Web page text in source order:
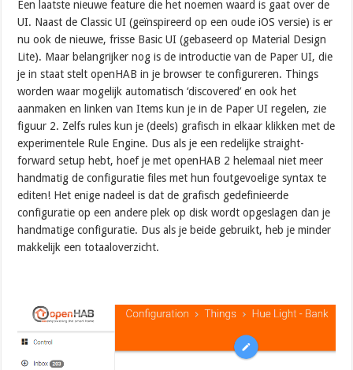
Een laatste nieuwe feature die het noemen waard is gaat over de
UI. Naast de Classic UI (geïnspireerd op een oude iOS versie) is er
nu ook de nieuwe, frisse Basic UI (gebaseerd op Material Design
Lite). Maar belangrijker nog is de introductie van de Paper UI, die
je in staat stelt openHAB in je browser te configureren. Things
worden waar mogelijk automatisch ‘discovered’ en ook het
aanmaken en linken van Items kun je in de Paper UI regelen, zie
figuur 2. Zelfs rules kun je (deels) grafisch in elkaar klikken met de
experimentele Rule Engine. Dus als je een redelijke straight-
forward setup hebt, hoef je met openHAB 2 helemaal niet meer
handmatig de configuratie files met hun foutgevoelige syntax te
editen! Het enige nadeel is dat de grafisch gedefinieerde
configuratie op een andere plek op disk wordt opgeslagen dan je
handmatige configuratie. Dus als je beide gebruikt, heb je minder
makkelijk een totaaloverzicht.